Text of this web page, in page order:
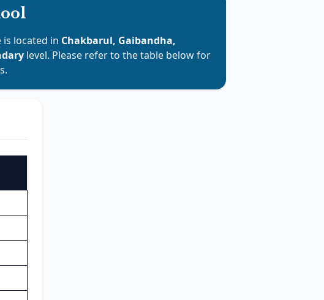
is located in Chakbarul, Gaibandha,
level. Please refer to the table below for